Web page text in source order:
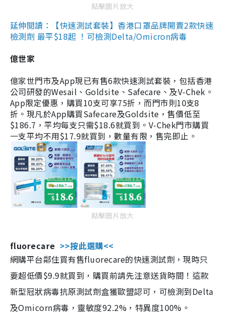
點擊圖片放大
延伸閱讀：【快速測試套裝】香港口罩品牌開賣2款快速
檢測劑 最平$18起 ！可檢測Delta/Omicron病毒
億世家
億家世門市及App現已有售6款快速測試套裝，包括香港
公司研發的Wesail、Goldsite、Safecare、及V-Chek。
App限定優惠，購買10支可享75折，而門市則10支8
折。現凡於App購買Safecare及Goldsite，售價低至
$186.7，平均每支只需$18.6就買到。V-Chek門市購買
一支平均不用$17.9就買到，數量有限，售完即止。
點擊圖片放大
fluorecare >>按此選購<<
網購平台鄰住買有售fluorecare的快速測試劑，現時只
要超低價$9.9就買到，購買前請先注意送貨時間！這款
新型冠狀病毒抗原測試劑盒獲歐盟認可，可檢測到Delta
及Omicorn病毒，靈敏度92.2%，特異度100%。